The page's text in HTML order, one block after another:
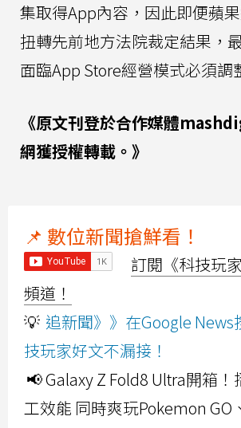
集取得App內容，因此即便蘋
扭轉先前地方法院裁定結果，
面臨App Store經營模式必須調
《原文刊登於合作媒體
網獲授權轉載。》
📌 數位新聞搶鮮看！
訂閱《科技玩
頻道！
💡 追新聞》》在Google
技玩家好文不漏接！
📢 Galaxy Z Fold8 Ultra開箱
工效能 同時爽玩Pokemon GO